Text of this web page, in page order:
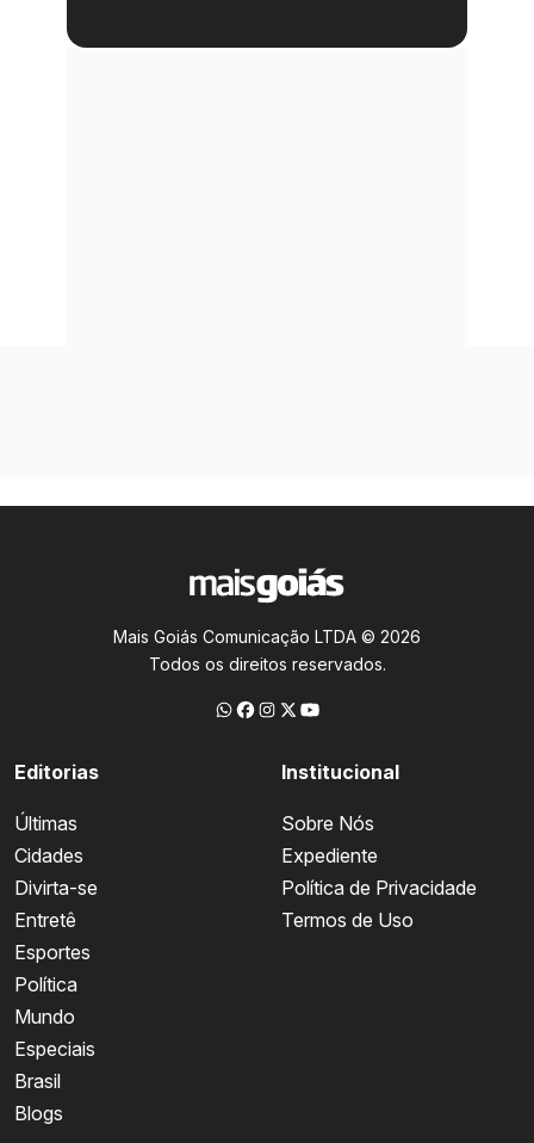
Mais Goiás Comunicação LTDA © 2026
Todos os direitos reservados.
Editorias
Últimas
Cidades
Divirta-se
Entretê
Esportes
Política
Mundo
Especiais
Brasil
Blogs
Institucional
Sobre Nós
Expediente
Política de Privacidade
Termos de Uso